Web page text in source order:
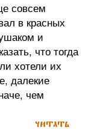
совсем
в красных
и
что тогда
хотели их
далекие
чем
читать